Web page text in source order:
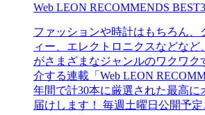
Web LEON RECOMMENDS
ファッションや時計はもちろん、
ィー、エレクトロニクスなどなど
がさまざまなジャンルのワクワク
介する連載「Web LEON
年間で計30本に厳選された最高に
届けします！ 毎週土曜日公開予定